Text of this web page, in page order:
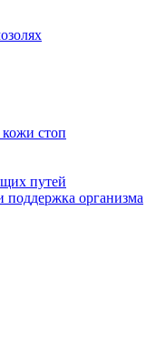
стоп
путей
организма